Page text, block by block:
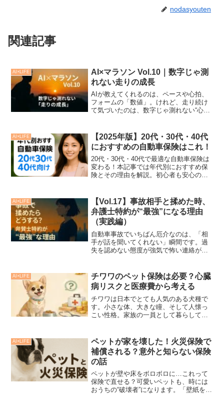
nodasyouten
関連記事
AI×LIFE
AI×マラソン Vol.10｜数字じゃ測
れない走りの成長
AIが教えてくれるのは、ペースや心拍、
フォームの「数値」。けれど、走り続け
て気づいたのは、数字じゃ測れない“心の
「心のデータ」をテーマにお届けしま
す。🏃‍♂️ デ...
AI×LIFE
【2025年版】20代・30代・40代
におすすめの自動車保険はこれ！
20代・30代・40代で最適な自動車保険は
変わる！本記事では年代別におすすめ保
険とその理由を解説。初心者も安心の一
AI×LIFE
【Vol.17】事故相手と揉めた時、
弁護士特約が“最強”になる理由
（実践編）
自動車事故でいちばん厄介なのは、「相
手が話を聞いてくれない」瞬間です。過
失を認めない態度が強気で怖い連絡が返
社でも対応しきれない領域があります。
そこで頼れるのが、今...
AI×LIFE
チワワのペット保険は必要？心臓
病リスクと医療費から考える
チワワは日本でとても人気のある犬種で
す。小さな体、大きな瞳、そして人懐っ
こい性格。家族の一員として暮らしてい
したい病気があります。それが心臓病
（僧帽弁閉鎖不全症）です。...
AI×LIFE
ペットが家を壊した！火災保険で
補償される？意外と知らない保険
の話
ペットが壁や床をボロボロに…これって
保険で直せる？可愛いペットも、時には
おうちの“破壊者”になります。「壁紙を引